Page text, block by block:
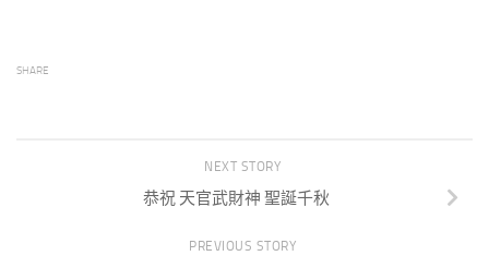
SHARE
NEXT STORY
恭祝 天官武財神 聖誕千秋
PREVIOUS STORY